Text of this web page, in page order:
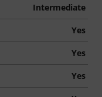
Intermediate
Yes
Yes
Yes